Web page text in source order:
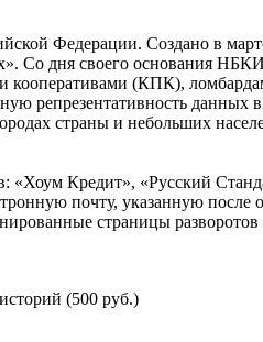
Федерации. Создано в
Со дня своего основания
(КПК),
репрезентативность
страны и небольших
Кредит», «Русский
почту, указанную после
страницы
(500 руб.)